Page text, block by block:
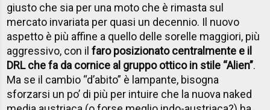
giusto che sia per una moto che è rimasta sul
mercato invariata per quasi un decennio. Il nuovo
aspetto è più affine a quello delle sorelle maggiori, più
aggressivo, con ilfaro posizionato centralmente e il
DRL che fa da cornice al gruppo ottico in stile “Alien”.
Ma se il cambio “d’abito” è lampante, bisogna
sforzarsi un po’ di più per intuire che la nuova naked